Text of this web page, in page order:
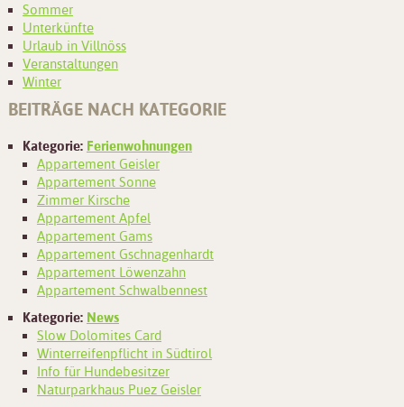
Sommer
Unterkünfte
Urlaub in Villnöss
Veranstaltungen
Winter
BEITRÄGE NACH KATEGORIE
Kategorie: Ferienwohnungen
Appartement Geisler
Appartement Sonne
Zimmer Kirsche
Appartement Apfel
Appartement Gams
Appartement Gschnagenhardt
Appartement Löwenzahn
Appartement Schwalbennest
Kategorie: News
Slow Dolomites Card
Winterreifenpflicht in Südtirol
Info für Hundebesitzer
Naturparkhaus Puez Geisler